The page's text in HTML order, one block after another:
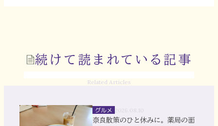
続けて読まれている記事
Related Articles
グルメ
奈良散策のひと休みに。薬局の面